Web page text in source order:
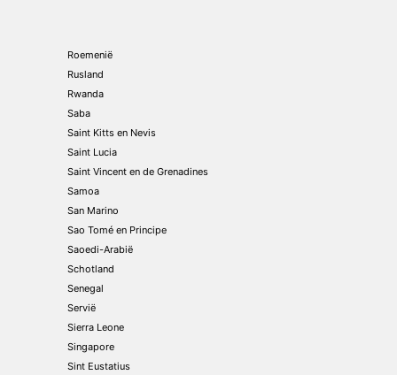
Roemenië
Rusland
Rwanda
Saba
Saint Kitts en Nevis
Saint Lucia
Saint Vincent en de Grenadines
Samoa
San Marino
Sao Tomé en Principe
Saoedi-Arabië
Schotland
Senegal
Servië
Sierra Leone
Singapore
Sint Eustatius